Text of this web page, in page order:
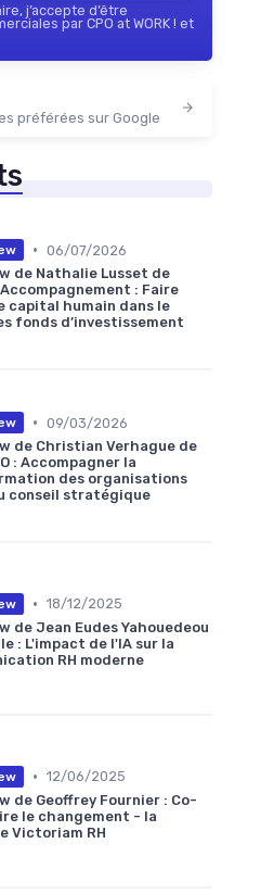
j’accepte d’être
par CPO at WORK ! et
préférées sur Google
• 06/07/2026
de Nathalie Lusset de
: Faire
capital humain dans le
fonds d’investissement
• 09/03/2026
de Christian Verhague de
: Accompagner la
des organisations
conseil stratégique
• 18/12/2025
de Jean Eudes Yahouedeou
: L'impact de l'IA sur la
RH moderne
• 12/06/2025
de Geoffrey Fournier : Co-
le changement - la
Victoriam RH